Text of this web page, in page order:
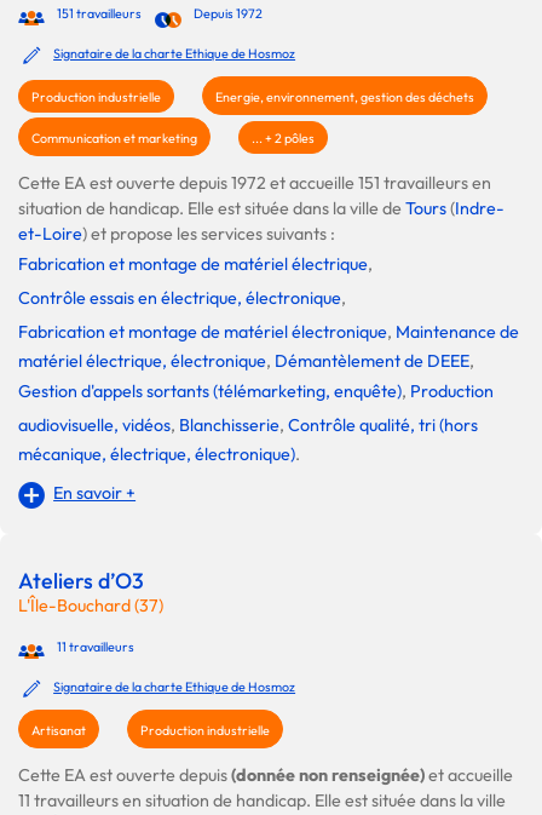
151 travailleurs Depuis 1972
Signataire de la charte Ethique de Hosmoz
Production industrielle Energie, environnement, gestion des déchets
Communication et marketing ... + 2 pôles
Cette EA est ouverte depuis 1972 et accueille 151 travailleurs en
situation de handicap. Elle est située dans la ville deTours(Indre-
et-Loire) et propose les services suivants :
Fabrication et montage de matériel électrique,
Contrôle essais en électrique, électronique,
Fabrication et montage de matériel électronique, Maintenance de
matériel électrique, électronique, Démantèlement de DEEE,
Gestion d'appels sortants (télémarketing, enquête), Production
audiovisuelle, vidéos, Blanchisserie, Contrôle qualité, tri (hors
mécanique, électrique, électronique).
En savoir +
Ateliers d’O3
L'Île-Bouchard (37)
11 travailleurs
Signataire de la charte Ethique de Hosmoz
Artisanat Production industrielle
Cette EA est ouverte depuis(donnée non renseignée)et accueille
11 travailleurs en situation de handicap. Elle est située dans la ville